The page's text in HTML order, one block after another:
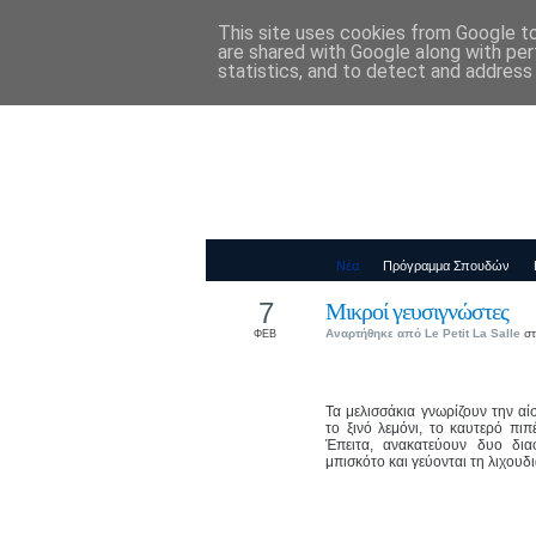
Παιδικός
Νέα Πρόγραμμα Σπουδών
Μικροί γευσιγνώστες
Αναρτήθηκε από Le Petit La Salle
7
ΦΕΒ
Τα μελισσάκια γνωρίζουν την
το ξινό λεμόνι, το καυτερό
Έπειτα, ανακατεύουν δυο
μπισκότο και γεύονται τη
This site uses cookies from Google
are shared with Google along with
statistics, and to detect and address